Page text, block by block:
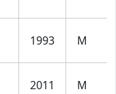
1993 M
2011 M